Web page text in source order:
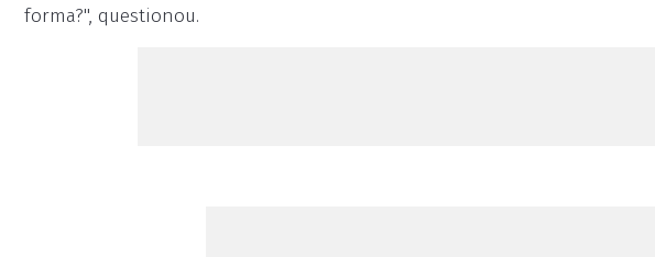
forma?", questionou.